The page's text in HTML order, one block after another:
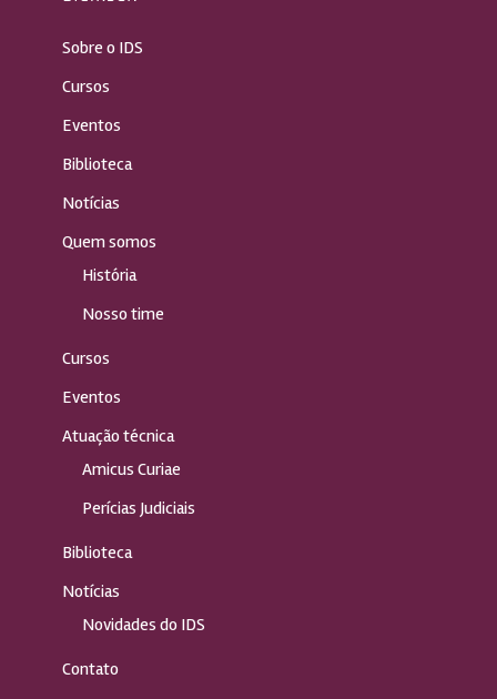
Sobre o IDS
Cursos
Eventos
Biblioteca
Notícias
Quem somos
História
Nosso time
Cursos
Eventos
Atuação técnica
Amicus Curiae
Perícias Judiciais
Biblioteca
Notícias
Novidades do IDS
Contato